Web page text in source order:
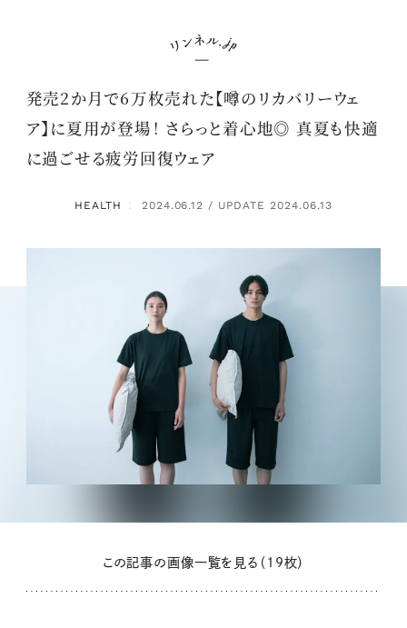
発売2か月で6万枚売れた【噂のリカバリーウェ
ア】に夏用が登場！ さらっと着心地◎ 真夏も快適
に過ごせる疲労回復ウェア
HEALTH ： 2024.06.12 / UPDATE 2024.06.13
この記事の画像一覧を見る（19枚）